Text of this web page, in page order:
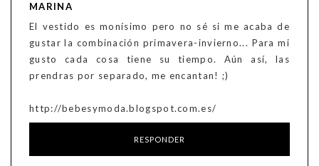
MARINA
El vestido es monísimo pero no sé si me acaba de
gustar la combinación primavera-invierno... Para mi
gusto cada cosa tiene su tiempo. Aún así, las
prendras por separado, me encantan! ;)
http://bebesymoda.blogspot.com.es/
RESPONDER